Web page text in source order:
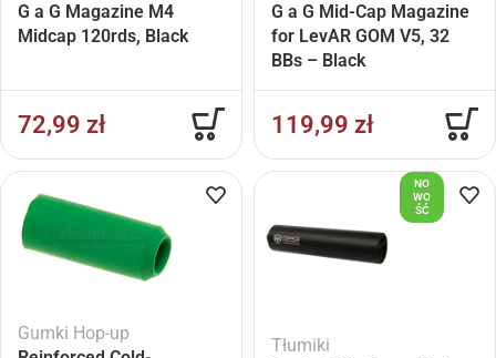
G a G Magazine M4
Midcap 120rds, Black
72,99 zł
G a G Mid-Cap Magazine
for LevAR GOM V5, 32
BBs – Black
119,99 zł
Gumki Hop-up
NO
WO
ŚĆ
Tłumiki